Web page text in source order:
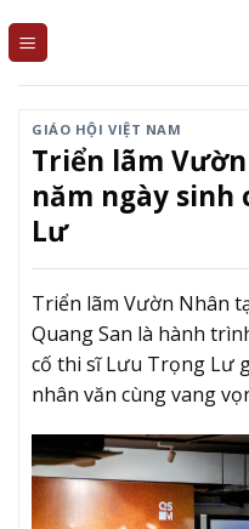
GIÁO HỘI VIỆT NAM
Triển lãm
năm ngày sinh
Lư
Triển lãm Vườn Nhân
Quang San là hành
cố thi sĩ Lưu Trọng Lư
nhân văn cùng vang